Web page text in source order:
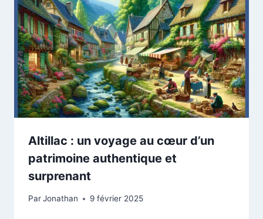
Altillac : un voyage au cœur d’un
patrimoine authentique et
surprenant
ParJonathan 9 février 2025